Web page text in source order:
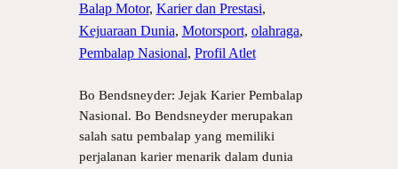
Balap Motor, Karier dan Prestasi
Kejuaraan Dunia, Motorsport, olahraga
Pembalap Nasional, Profil Atlet
Bo Bendsneyder: Jejak Karier Pembalap
Nasional. Bo Bendsneyder merupakan
salah satu pembalap yang memiliki
perjalanan karier menarik dalam dunia